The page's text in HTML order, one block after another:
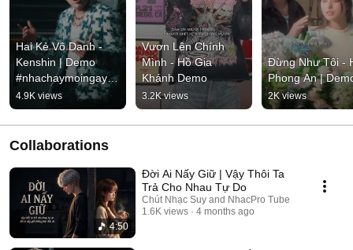
Hai Kẻ Vô Danh -
Kenshin | Demo
#nhachaymoingay
#tamtrang
4.9K views
Vươn Lên Chính
Mình - Hồ Gia
Khánh Demo
3.2K views
Đừng Như Tôi -
Phong An |
2K views
Collaborations
4:50
Đời Ai Nấy Giữ | Vậy Thôi Ta
Trả Cho Nhau Tự Do
Chút Nhạc Suy and NhacPro Tube
1.6K views
4 months ago